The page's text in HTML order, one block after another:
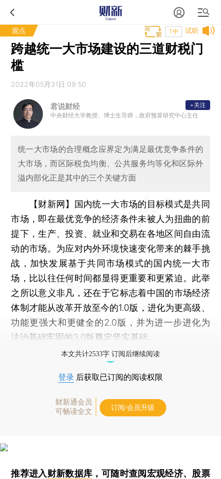
观点 试听
T中
跨越统一大市场建设的三道财税门
槛
2022年05月31日 09:50
君说财经
中央财经大学教授、博士生导师，政府预算研究中心主任
+关注
统一大市场的合理概念应界定为满足最优竞争条件的
大市场，而区际税负均衡、公共服务均等化和区际外
溢内部化正是其中的三个关键方面
【财新网】
国内统一大市场的目标模式是共同
市场，即在最优竞争的经济条件未被人为扭曲的前
提下，生产、投资、就业和交易在各地区间自由流
动的市场。为应对内外环境快速变化带来的棘手挑
战，加快发展基于共同市场模式的国内统一大市
场，比以往任何时间都显得更重要和更紧迫。此举
之所以意义非凡，还在于它标志着中国的市场经济
体制才能从改革开放至今的1.0版，进化为更高级、
功能更强大和更健全的2.0版，并为进一步进化为
法治基础牢固的3.0版奠定坚实基础。
本文共计2533字 订阅后继续阅读
登录 后获取已订阅的阅读权限
财新通会员
可畅读全文
订阅/会员升级
推荐进入财新数据库 ，可随时查阅宏观经济、股票